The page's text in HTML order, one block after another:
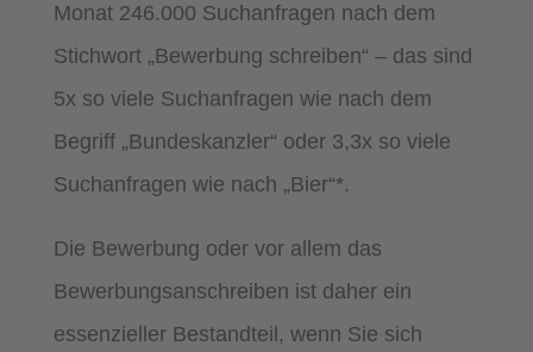
Monat 246.000 Suchanfragen nach dem
Stichwort „Bewerbung schreiben“ – das sind
5x so viele Suchanfragen wie nach dem
Begriff „Bundeskanzler“ oder 3,3x so viele
Suchanfragen wie nach „Bier“*.
Die Bewerbung oder vor allem das
Bewerbungsanschreiben ist daher ein
essenzieller Bestandteil, wenn Sie sich